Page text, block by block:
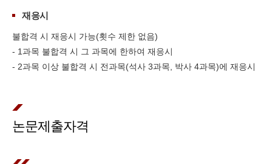
재응시
불합격 시 재응시 가능(횟수 제한 없음)
- 1과목 불합격 시 그 과목에 한하여 재응시
- 2과목 이상 불합격 시 전과목(석사 3과목, 박사 4과목)에 재응시
논문제출자격